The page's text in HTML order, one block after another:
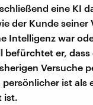
eine KI
der Kunde
Intelligenz war
er, dass
Versuche
ist als
ist.